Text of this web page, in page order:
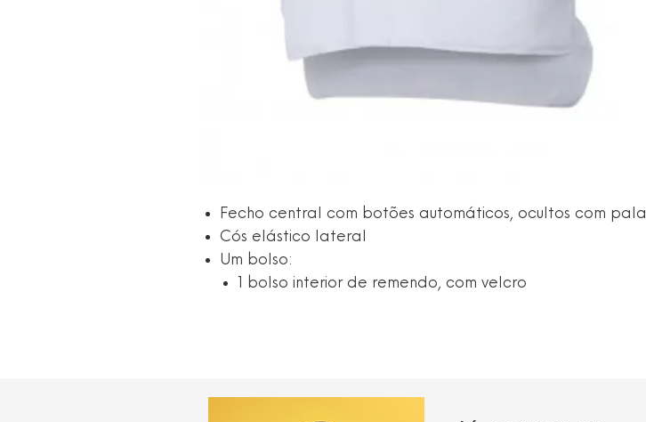
Fecho central com botões automáticos, ocultos com pala
Cós elástico lateral
Um bolso:
1 bolso interior de remendo, com velcro